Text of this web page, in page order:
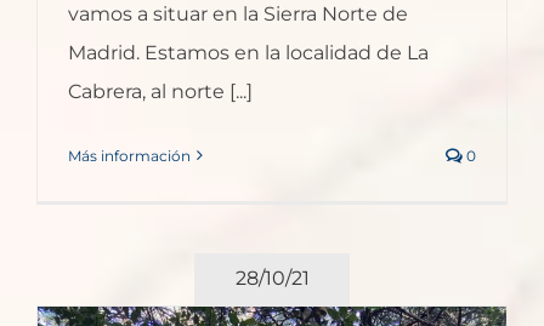
vamos a situar en la Sierra Norte de
Madrid. Estamos en la localidad de La
Cabrera, al norte [...]
Más información 0
28/10/21